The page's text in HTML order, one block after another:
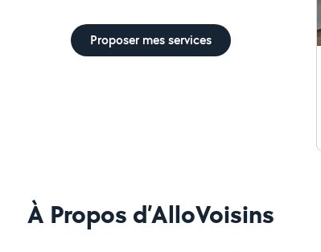
Proposer mes services
À Propos d’AlloVoisins